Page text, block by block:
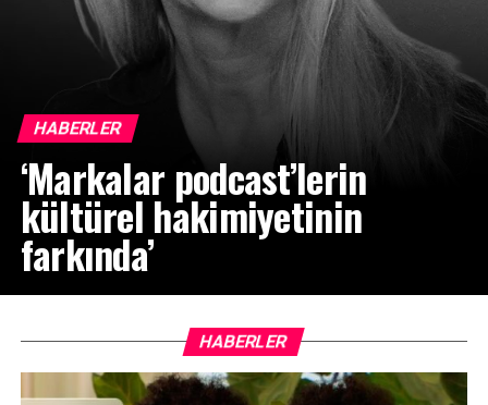
HABERLER
‘Markalar podcast’lerin
kültürel hakimiyetinin
farkında’
HABERLER